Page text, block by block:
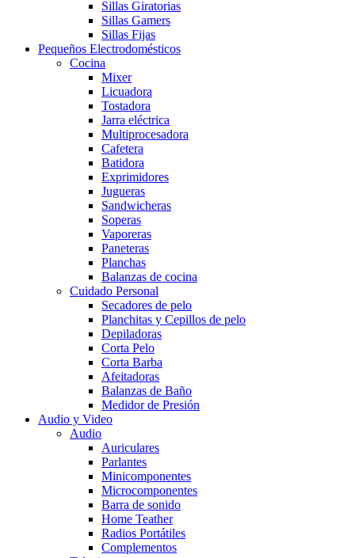
Sillas Giratorias
Sillas Gamers
Sillas Fijas
Pequeños Electrodomésticos
Cocina
Mixer
Licuadora
Tostadora
Jarra eléctrica
Multiprocesadora
Cafetera
Batidora
Exprimidores
Jugueras
Sandwicheras
Soperas
Vaporeras
Paneteras
Planchas
Balanzas de cocina
Cuidado Personal
Secadores de pelo
Planchitas y Cepillos de pelo
Depiladoras
Corta Pelo
Corta Barba
Afeitadoras
Balanzas de Baño
Medidor de Presión
Audio y Video
Audio
Auriculares
Parlantes
Minicomponentes
Microcomponentes
Barra de sonido
Home Teather
Radios Portátiles
Complementos